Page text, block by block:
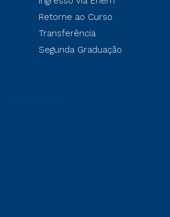
Retorne ao Curso
Transferência
Segunda Graduação